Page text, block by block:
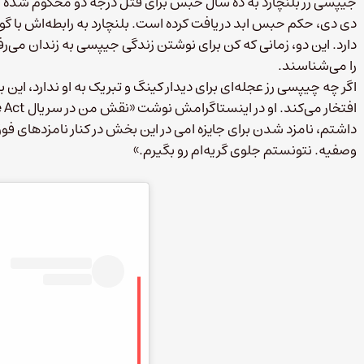
دی دی، حکم حبس ابد دریافت کرده است. بلنچارد به رابطه‌‌اش با
دارد. این دو، زمانی که کن برای نوشتن زندگی جیپسی به زندان
را می‌شناسند.
اگر چه چیپسی رز عجله‌ای برای دیدار کینگ و تبریک به او ندارد،
داشتم، نامزد شدن برای جایزه امی در این بخش در کنار
وصفیه. نتونستم جلوی گریه‌ام رو بگیرم.»